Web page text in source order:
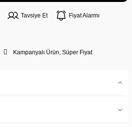
Tavsiye Et Fiyat Alarmı
Kampanyalı Ürün, Süper Fiyat